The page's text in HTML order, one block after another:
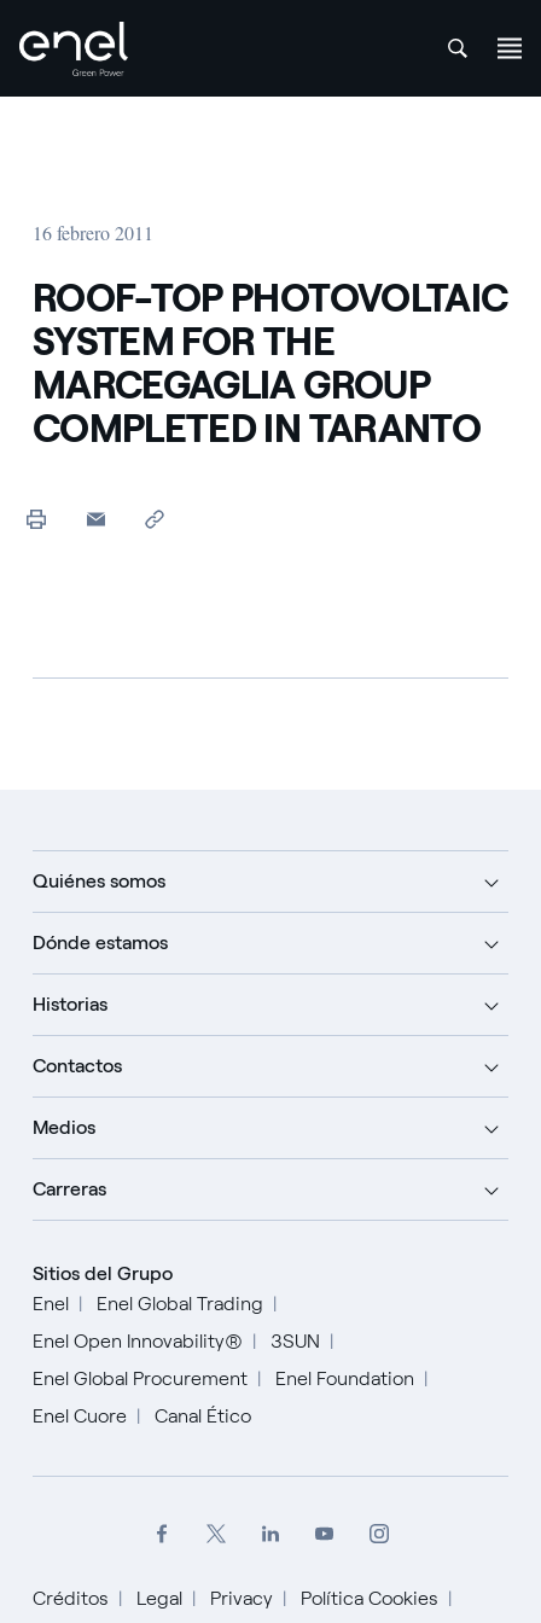
16 febrero 2011
ROOF-TOP PHOTOVOLTAIC
SYSTEM FOR THE
MARCEGAGLIA GROUP
COMPLETED IN TARANTO
Quiénes somos
Dónde estamos
Historias
Contactos
Medios
Carreras
Sitios del Grupo
Enel
Enel Global Trading
Enel Open Innovability®
3SUN
Enel Global Procurement
Enel Foundation
Enel Cuore
Canal Ético
Créditos Legal Privacy Política Cookies